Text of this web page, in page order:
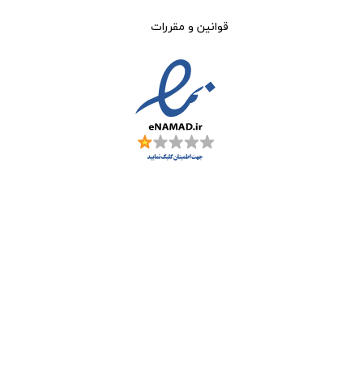
قوانین و مقررات